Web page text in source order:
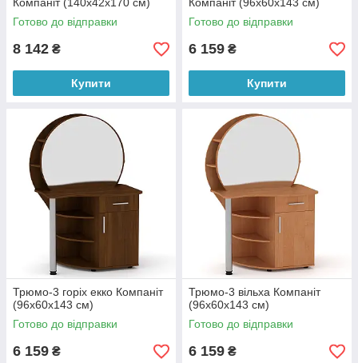
Готово до відправки
8 142 ₴
Купити
Готово до відправки
6 159 ₴
Купити
Трюмо-3 горіх екко Компаніт
(96х60х143 см)
Готово до відправки
6 159 ₴
Трюмо-3 вільха Компаніт
(96х60х143 см)
Готово до відправки
6 159 ₴